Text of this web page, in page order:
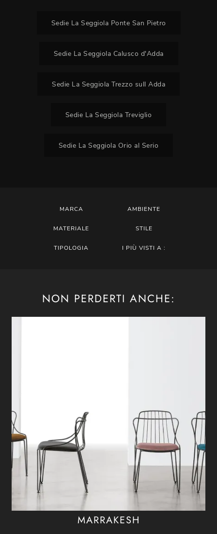
Sedie La Seggiola Ponte San Pietro
Sedie La Seggiola Calusco d'Adda
Sedie La Seggiola Trezzo sull Adda
Sedie La Seggiola Treviglio
Sedie La Seggiola Orio al Serio
MARCA AMBIENTE
MATERIALE STILE
TIPOLOGIA I PIÙ VISTI A :
NON PERDERTI ANCHE:
MARRAKESH